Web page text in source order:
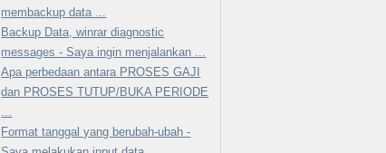
membackup data ...
Backup Data, winrar diagnostic
messages - Saya ingin menjalankan ...
Apa perbedaan antara PROSES GAJI
dan PROSES TUTUP/BUKA PERIODE
Format tanggal yang berubah-ubah -